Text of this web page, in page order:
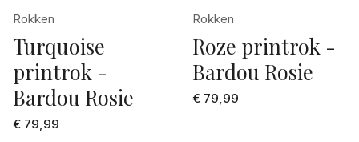
Rokken
Turquoise
printrok -
Bardou Rosie
€ 79,99
Rokken
Roze printrok -
Bardou Rosie
€ 79,99